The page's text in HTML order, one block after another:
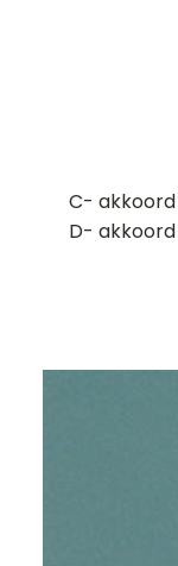
​C- akkoord
D- akkoord